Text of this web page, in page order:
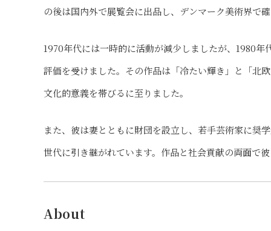
の後は国内外で展覧会に出品し、デンマーク美術界で
1970年代には一時的に活動が減少しましたが、1980
評価を受けました。その作品は「冷たい輝き」と「北
文化的意義を帯びるに至りました。
また、彼は妻とともに財団を設立し、若手芸術家に奨
世代に引き継がれています。作品と社会貢献の両面で
About